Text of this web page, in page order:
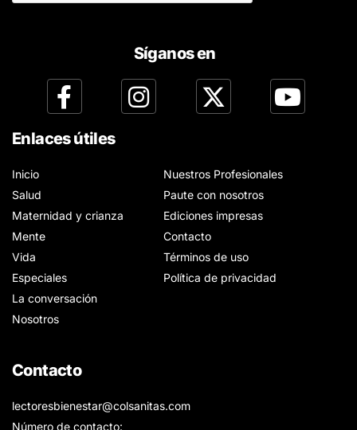
Síganos en
Enlaces útiles
Inicio
Salud
Maternidad y crianza
Mente
Vida
Especiales
La conversación
Nosotros
Nuestros Profesionales
Paute con nosotros
Ediciones impresas
Contacto
Términos de uso
Política de privacidad
Contacto
lectoresbienestar@colsanitas.com
Número de contacto: